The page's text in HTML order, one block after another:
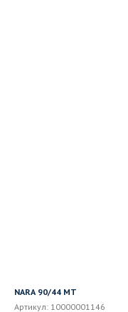
NARA 90/44 MT
Артикул: 10000001146